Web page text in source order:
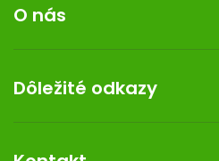
Reklamácia a vrátenie tovaru
Doprava a platba
Darček k nákupu
O nás
Kontakt
Dermocentrum
Dôležité odkazy